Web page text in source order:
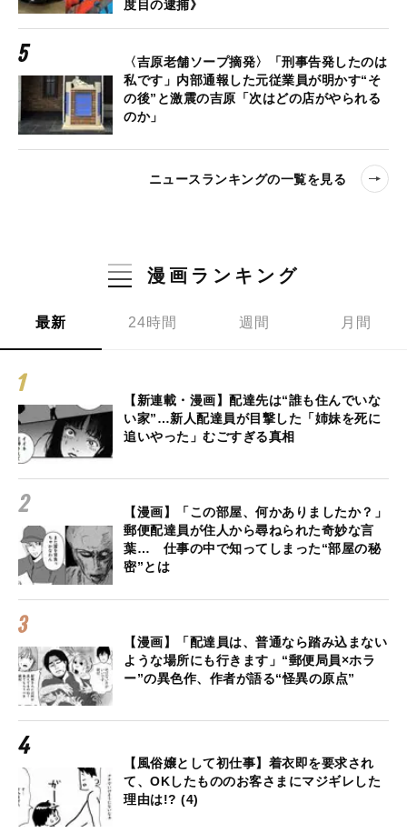
度目の逮捕》
〈吉原老舗ソープ摘発〉「刑事告発したのは
私です」内部通報した元従業員が明かす“そ
の後”と激震の吉原「次はどの店がやられる
のか」
ニュースランキングの一覧を見る
漫画ランキング
最新 24時間 週間 月間
【新連載・漫画】配達先は“誰も住んでいな
い家”…新人配達員が目撃した「姉妹を死に
追いやった」むごすぎる真相
【漫画】「この部屋、何かありましたか？」
郵便配達員が住人から尋ねられた奇妙な言
葉… 仕事の中で知ってしまった“部屋の秘
密”とは
【漫画】「配達員は、普通なら踏み込まない
ような場所にも行きます」“郵便局員×ホラ
ー”の異色作、作者が語る“怪異の原点”
【風俗嬢として初仕事】着衣即を要求され
て、OKしたもののお客さまにマジギレした
理由は!? (4)